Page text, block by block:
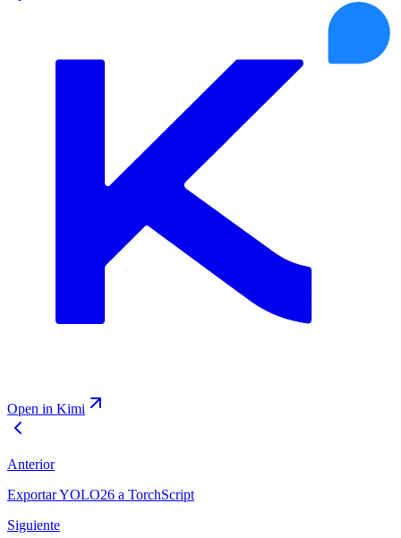
Open in Kimi
Anterior
Exportar YOLO26 a TorchScript
Siguiente